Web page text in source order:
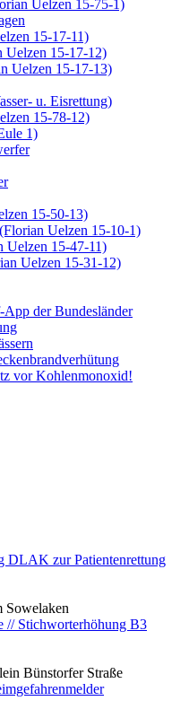
Uelzen 15-75-1)
15-17-11)
15-17-12)
Uelzen 15-17-13)
u. Eisrettung)
15-78-12)
1)
15-50-13)
Uelzen 15-10-1)
Uelzen 15-47-11)
Uelzen 15-31-12)
der Bundesländer
vor Kohlenmonoxid!
DLAK zur Patientenrettung
Sowelaken
// Stichworterhöhung B3
Bünstorfer Straße